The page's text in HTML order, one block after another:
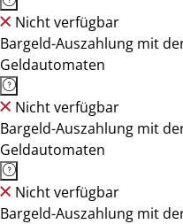
Nicht verfügbar
Bargeld-Auszahlung mit
Geldautomaten
Nicht verfügbar
Bargeld-Auszahlung mit
Geldautomaten
Nicht verfügbar
Bargeld-Auszahlung mit